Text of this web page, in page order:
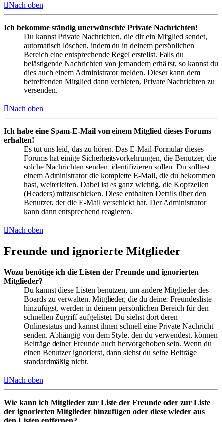
Nach oben
Ich bekomme ständig unerwünschte Private Nachrichten!
Du kannst Private Nachrichten, die dir ein Mitglied sendet,
automatisch löschen, indem du in deinem persönlichen
Bereich eine entsprechende Regel erstellst. Falls du
belästigende Nachrichten von jemandem erhältst, so kannst du
dies auch einem Administrator melden. Dieser kann dem
betreffenden Mitglied dann verbieten, Private Nachrichten zu
versenden.
Nach oben
Ich habe eine Spam-E-Mail von einem Mitglied dieses Forums
erhalten!
Es tut uns leid, das zu hören. Das E-Mail-Formular dieses
Forums hat einige Sicherheitsvorkehrungen, die Benutzer, die
solche Nachrichten senden, identifizieren sollen. Du solltest
einem Administrator die komplette E-Mail, die du bekommen
hast, weiterleiten. Dabei ist es ganz wichtig, die Kopfzeilen
(Headers) mitzuschicken. Diese enthalten Details über den
Benutzer, der die E-Mail verschickt hat. Der Administrator
kann dann entsprechend reagieren.
Nach oben
Freunde und ignorierte Mitglieder
Wozu benötige ich die Listen der Freunde und ignorierten
Mitglieder?
Du kannst diese Listen benutzen, um andere Mitglieder des
Boards zu verwalten. Mitglieder, die du deiner Freundesliste
hinzufügst, werden in deinem persönlichen Bereich für den
schnellen Zugriff aufgelistet. Du siehst dort deren
Onlinestatus und kannst ihnen schnell eine Private Nachricht
senden. Abhängig von dem Style, den du verwendest, können
Beiträge deiner Freunde auch hervorgehoben sein. Wenn du
einen Benutzer ignorierst, dann siehst du seine Beiträge
standardmäßig nicht.
Nach oben
Wie kann ich Mitglieder zur Liste der Freunde oder zur Liste
der ignorierten Mitglieder hinzufügen oder diese wieder aus